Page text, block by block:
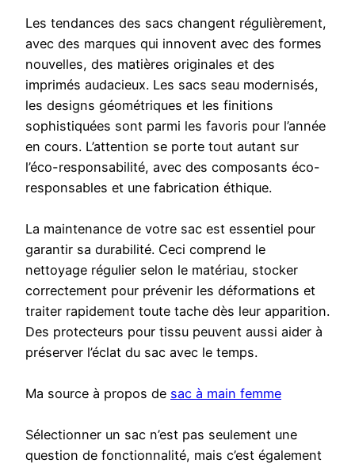
Les tendances des sacs changent régulièrement,
avec des marques qui innovent avec des formes
nouvelles, des matières originales et des
imprimés audacieux. Les sacs seau modernisés,
les designs géométriques et les finitions
sophistiquées sont parmi les favoris pour l’année
en cours. L’attention se porte tout autant sur
l’éco-responsabilité, avec des composants éco-
responsables et une fabrication éthique.
La maintenance de votre sac est essentiel pour
garantir sa durabilité. Ceci comprend le
nettoyage régulier selon le matériau, stocker
correctement pour prévenir les déformations et
traiter rapidement toute tache dès leur apparition.
Des protecteurs pour tissu peuvent aussi aider à
préserver l’éclat du sac avec le temps.
Ma source à propos de sac à main femme
Sélectionner un sac n’est pas seulement une
question de fonctionnalité, mais c’est également